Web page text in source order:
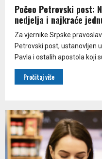
Počeo Petrovski post:
nedjelja i najkraće
Za vjernike Srpske
Petrovski post, ustanovljen
Pavla i ostalih apostola koji su
Pročitaj više